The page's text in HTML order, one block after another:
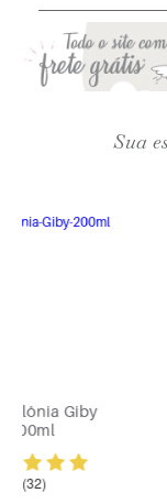
Sua
Kit Giovanna